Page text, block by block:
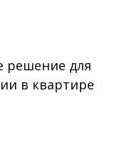
решение для
в квартире